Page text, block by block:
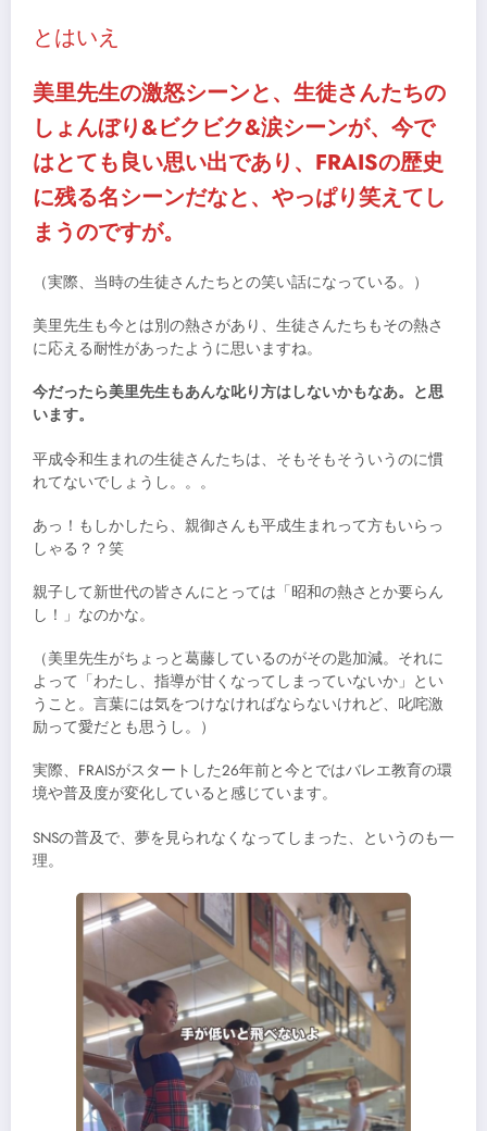
とはいえ
美里先生の激怒シーンと、生徒さんたちの
しょんぼり&ビクビク&涙シーンが、今で
はとても良い思い出であり、FRAISの歴史
に残る名シーンだなと、やっぱり笑えてし
まうのですが。
（実際、当時の生徒さんたちとの笑い話になっている。）
美里先生も今とは別の熱さがあり、生徒さんたちもその熱さ
に応える耐性があったように思いますね。
今だったら美里先生もあんな叱り方はしないかもなあ。と思
います。
平成令和生まれの生徒さんたちは、そもそもそういうのに慣
れてないでしょうし。。。
あっ！もしかしたら、親御さんも平成生まれって方もいらっ
しゃる？？笑
親子して新世代の皆さんにとっては「昭和の熱さとか要らん
し！」なのかな。
（美里先生がちょっと葛藤しているのがその匙加減。それに
よって「わたし、指導が甘くなってしまっていないか」とい
うこと。言葉には気をつけなければならないけれど、叱咤激
励って愛だとも思うし。）
実際、FRAISがスタートした26年前と今とではバレエ教育の環
境や普及度が変化していると感じています。
SNSの普及で、夢を見られなくなってしまった、というのも一
理。